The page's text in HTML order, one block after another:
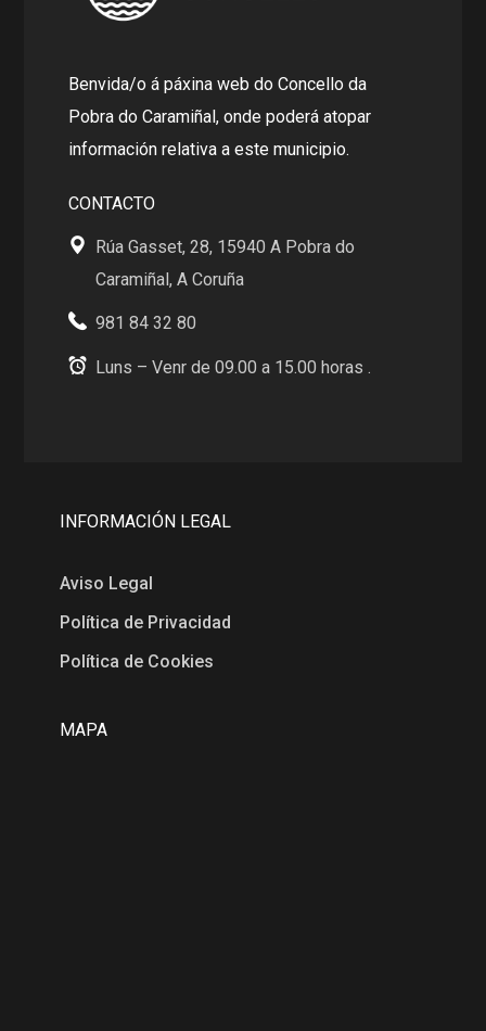
Benvida/o á páxina web do Concello da
Pobra do Caramiñal, onde poderá atopar
información relativa a este municipio.
CONTACTO
Rúa Gasset, 28, 15940 A Pobra do
Caramiñal, A Coruña
981 84 32 80
Luns – Venr de 09.00 a 15.00 horas .
INFORMACIÓN LEGAL
Aviso Legal
Política de Privacidad
Política de Cookies
MAPA